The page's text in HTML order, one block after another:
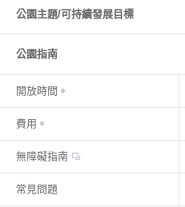
公園主題/可持續發展目標
公園指南
開放時間。
費用。
無障礙指南
常見問題